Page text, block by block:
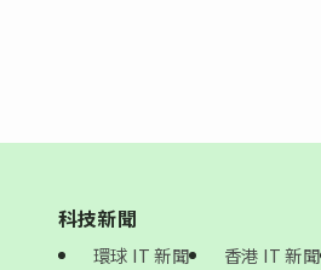
科技新聞
環球 IT 新聞 香港 IT 新聞